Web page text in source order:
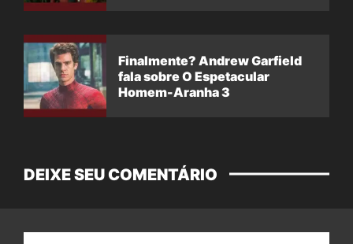
Finalmente? Andrew Garfield
fala sobre O Espetacular
Homem-Aranha 3
DEIXE SEU COMENTÁRIO